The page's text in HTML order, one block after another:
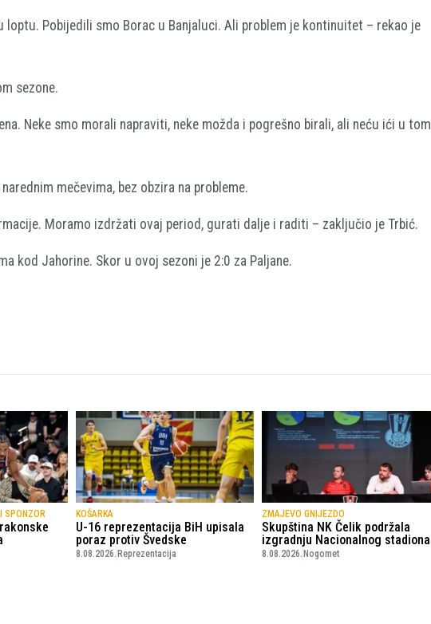
Pobijedili smo Borac u Banjaluci. Ali problem je kontinuitet – rekao je
sezone.
Neke smo morali napraviti, neke možda i pogrešno birali, ali neću ići u tom
mečevima, bez obzira na probleme.
Moramo izdržati ovaj period, gurati dalje i raditi – zaključio je Trbić.
kod Jahorine. Skor u ovoj sezoni je 2:0 za Paljane.
SPONZOR KOŠARKA
U-16 reprezentacija BiH upisala
poraz protiv Švedske
8.08.2026. Reprezentacija
ZMAJEVO GNIJEZDO
Skupština NK Čelik podržala
izgradnju Nacionalnog stadiona
8.08.2026. Nogomet